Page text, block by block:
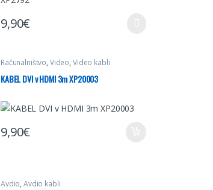
9,90€
Ta izdelek ima več različic. Možnosti lahko izberete na
Računalništvo, Video, Video kabli
KABEL DVI v HDMI 3m XP20003
9,90€
Avdio, Avdio kabli